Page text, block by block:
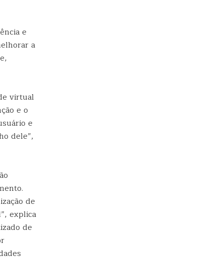
e
a
virtual
e o
e
dele”,
de
explica
de